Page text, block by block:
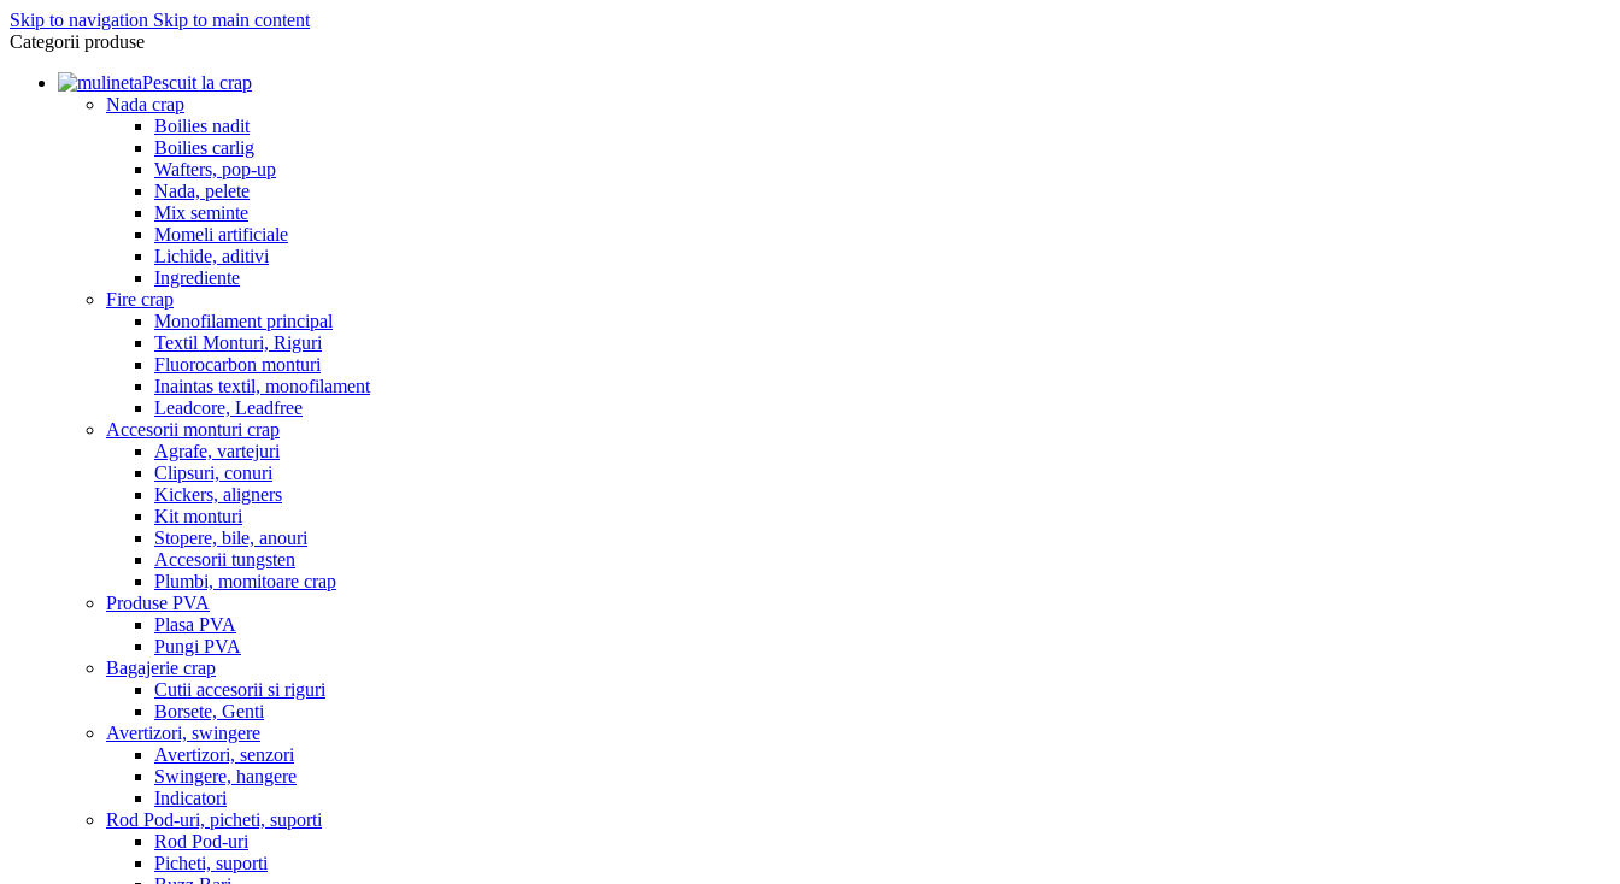
Skip to navigation Skip to main content
Categorii produse
Pescuit la crap
Nada crap
Boilies nadit
Boilies carlig
Wafters, pop-up
Nada, pelete
Mix seminte
Momeli artificiale
Lichide, aditivi
Ingrediente
Fire crap
Monofilament principal
Textil Monturi, Riguri
Fluorocarbon monturi
Inaintas textil, monofilament
Leadcore, Leadfree
Accesorii monturi crap
Agrafe, vartejuri
Clipsuri, conuri
Kickers, aligners
Kit monturi
Stopere, bile, anouri
Accesorii tungsten
Plumbi, momitoare crap
Produse PVA
Plasa PVA
Pungi PVA
Bagajerie crap
Cutii accesorii si riguri
Borsete, Genti
Avertizori, swingere
Avertizori, senzori
Swingere, hangere
Indicatori
Rod Pod-uri, picheti, suporti
Rod Pod-uri
Picheti, suporti